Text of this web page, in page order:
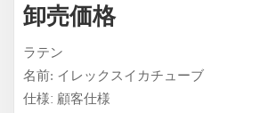
卸売価格
ラテン
名前: イレックスイカチューブ
仕様: 顧客仕様